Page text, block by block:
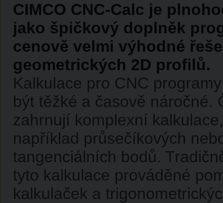
CIMCO CNC-Calc je
jako špičkový doplněk
cenově velmi výhodné
geometrických 2D profilů.
Kalkulace pro CNC
být těžké a časově náročné.
zahrnují komplexní kalkulace,
například průsečíkových
tangenciálních bodů.
tyto kalkulace prováděné
kalkulaček a